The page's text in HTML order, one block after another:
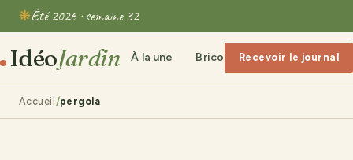
Été 2026 · semaine 32
IdéoJardin À la une Bricolage & Maison
Recevoir le journal
Accueil pergola